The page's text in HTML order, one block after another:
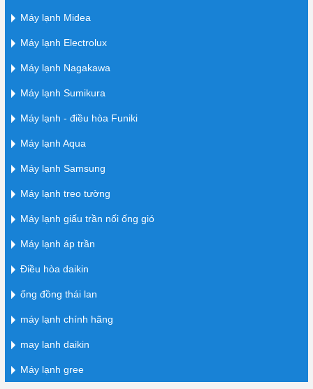
Máy lạnh Midea
Máy lạnh Electrolux
Máy lạnh Nagakawa
Máy lạnh Sumikura
Máy lạnh - điều hòa Funiki
Máy lạnh Aqua
Máy lạnh Samsung
Máy lạnh treo tường
Máy lạnh giấu trần nối ống gió
Máy lạnh áp trần
Điều hòa daikin
ống đồng thái lan
máy lạnh chính hãng
may lanh daikin
Máy lạnh gree